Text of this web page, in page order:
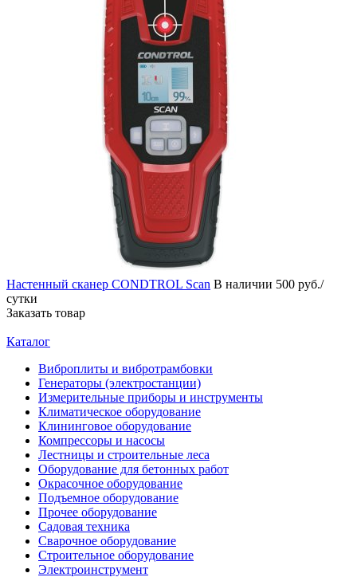
Настенный сканер CONDTROL Scan В наличии 500 руб./
сутки
Заказать товар
Каталог
Виброплиты и вибротрамбовки
Генераторы (электростанции)
Измерительные приборы и инструменты
Климатическое оборудование
Клининговое оборудование
Компрессоры и насосы
Лестницы и строительные леса
Оборудование для бетонных работ
Окрасочное оборудование
Подъемное оборудование
Прочее оборудование
Садовая техника
Сварочное оборудование
Строительное оборудование
Электроинструмент